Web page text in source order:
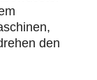
den